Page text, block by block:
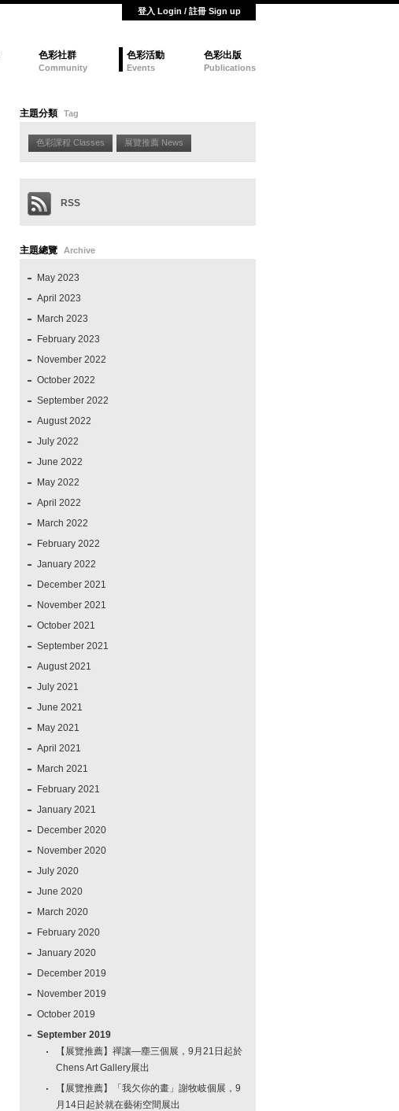
登入 Login / 註冊 Sign up
色彩社群
Community
色彩活動
Events
色彩出版
Publications
主題分類 Tag
色彩課程 Classes 展覽推薦 News
RSS
主題總覽 Archive
May 2023
April 2023
March 2023
February 2023
November 2022
October 2022
September 2022
August 2022
July 2022
June 2022
May 2022
April 2022
March 2022
February 2022
January 2022
December 2021
November 2021
October 2021
September 2021
August 2021
July 2021
June 2021
May 2021
April 2021
March 2021
February 2021
January 2021
December 2020
November 2020
July 2020
June 2020
March 2020
February 2020
January 2020
December 2019
November 2019
October 2019
September 2019
【展覽推薦】禪讓—塵三個展，9月21日起於
Chens Art Gallery展出
【展覽推薦】「我欠你的畫」謝牧岐個展，9
月14日起於就在藝術空間展出